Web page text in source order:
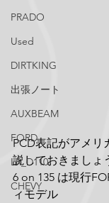
PRADO
Used
DIRTKING
出張ノート
AUXBEAM
FORD
LR_D110
CHEVY
PCD表記がアメリ
説しておきましょ
6 on 135 は現行
ィモデル